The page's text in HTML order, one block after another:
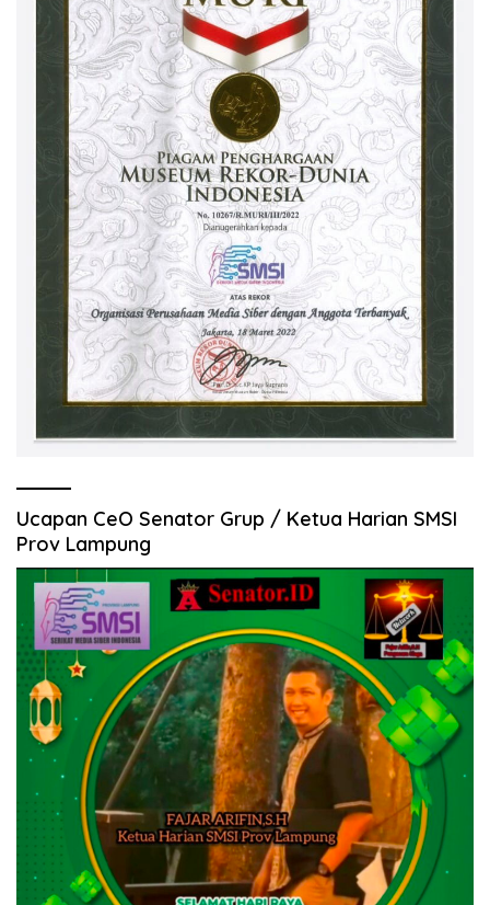
Ucapan CeO Senator Grup / Ketua Harian SMSI
Prov Lampung